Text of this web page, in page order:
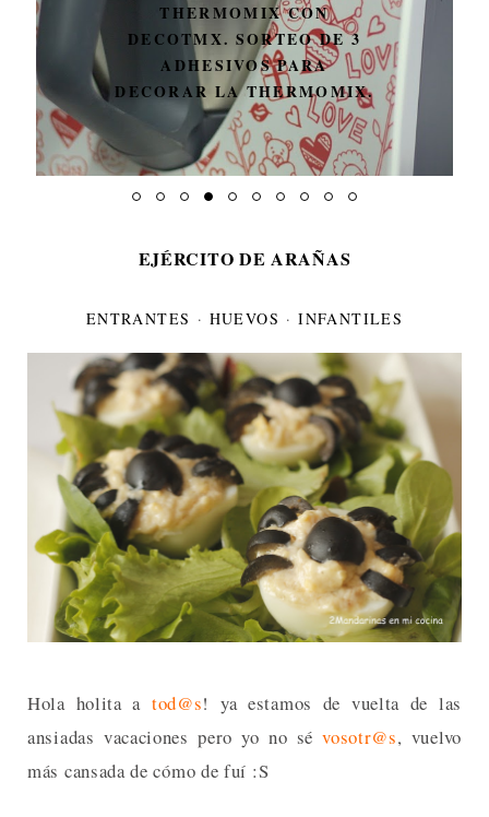
THERMOMIX CON
DECOTMX. SORTEO DE 3
ADHESIVOS PARA
DECORAR LA THERMOMIX.
EJÉRCITO DE ARAÑAS
ENTRANTES · HUEVOS ·INFANTILES
Hola holita a tod@s! ya estamos de vuelta de las
ansiadas vacaciones pero yo no sévosotr@s, vuelvo
más cansada de cómo de fuí :S